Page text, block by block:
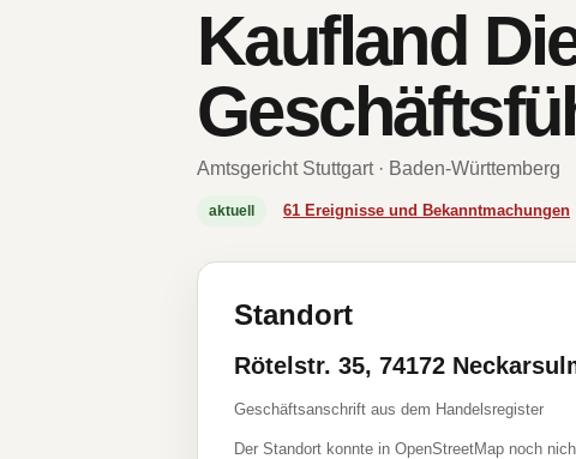
Kaufland
Amtsgericht Stuttgart · Baden-Württemberg
aktuell 61 Ereignisse und Bekanntmachungen
Standort
Rötelstr. 35, 74172
Geschäftsanschrift aus dem Handelsregister
Der Standort konnte in OpenStreetMap noch